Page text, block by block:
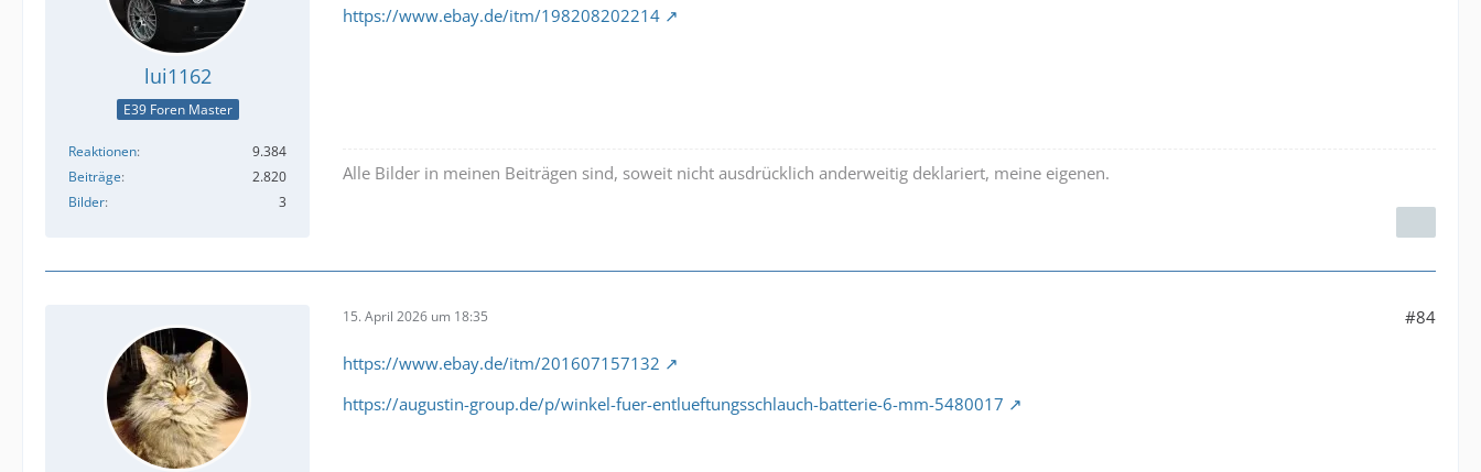
lui1162
E39 Foren Master
Reaktionen
9.384
Beiträge
2.820
Bilder
3
https://www.ebay.de/itm/198208202214
Alle Bilder in meinen Beiträgen sind, soweit nicht ausdrücklich anderweitig deklariert, meine eigenen.
15. April 2026 um 18:35 #84
https://www.ebay.de/itm/201607157132
https://augustin-group.de/p/winkel-fuer-entlueftungsschlauch-batterie-6-mm-5480017